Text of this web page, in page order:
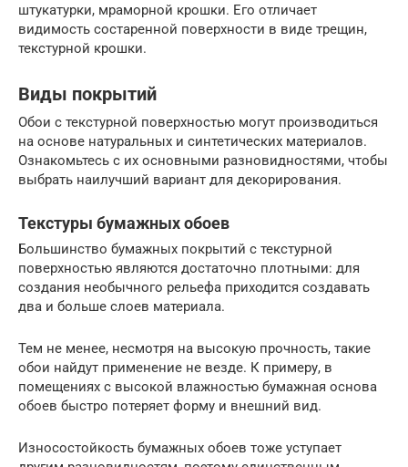
штукатурки, мраморной крошки. Его отличает
видимость состаренной поверхности в виде трещин,
текстурной крошки.
Виды покрытий
Обои с текстурной поверхностью могут производиться
на основе натуральных и синтетических материалов.
Ознакомьтесь с их основными разновидностями, чтобы
выбрать наилучший вариант для декорирования.
Текстуры бумажных обоев
Большинство бумажных покрытий с текстурной
поверхностью являются достаточно плотными: для
создания необычного рельефа приходится создавать
два и больше слоев материала.
Тем не менее, несмотря на высокую прочность, такие
обои найдут применение не везде. К примеру, в
помещениях с высокой влажностью бумажная основа
обоев быстро потеряет форму и внешний вид.
Износостойкость бумажных обоев тоже уступает